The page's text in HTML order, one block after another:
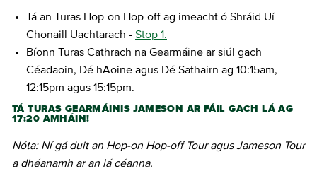
Tá an Turas Hop-on Hop-off ag imeacht ó Shráid Uí
Chonaill Uachtarach - Stop 1.
Bíonn Turas Cathrach na Gearmáine ar siúl gach
Céadaoin, Dé hAoine agus Dé Sathairn ag 10:15am,
12:15pm agus 15:15pm.
TÁ TURAS GEARMÁINIS JAMESON AR FÁIL GACH LÁ AG
17:20 AMHÁIN!
Nóta: Ní gá duit an Hop-on Hop-off Tour agus Jameson Tour
a dhéanamh ar an lá céanna.